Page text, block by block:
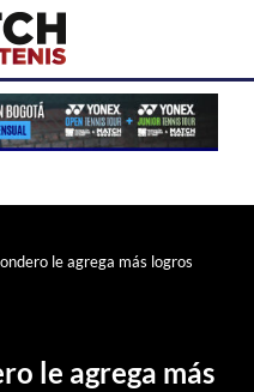
le agrega más logros
le agrega más